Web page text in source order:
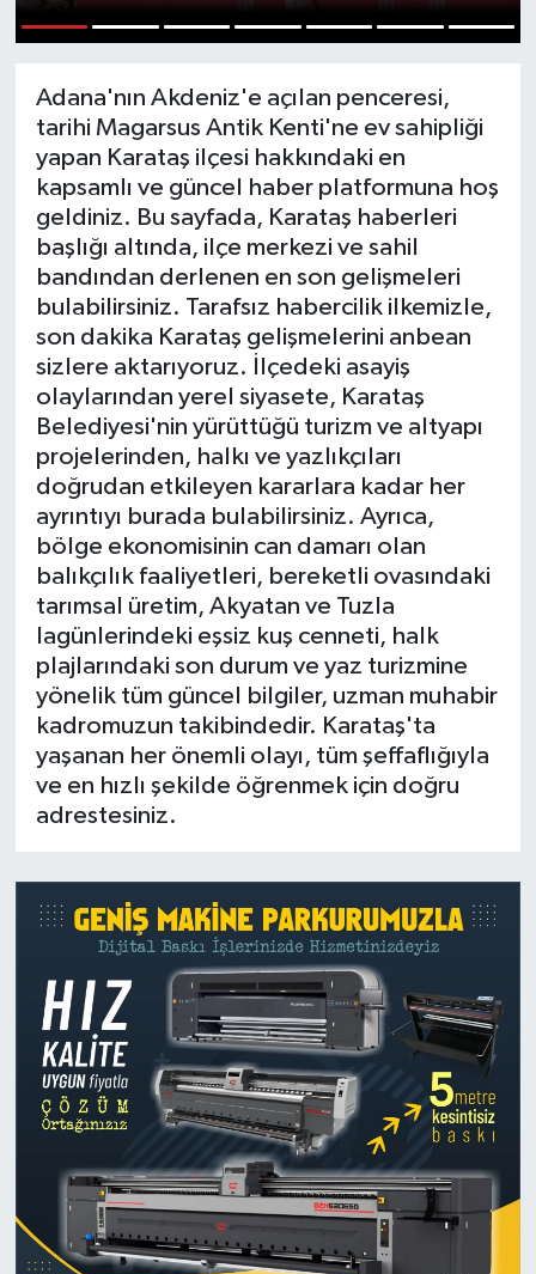
Adana'nın Akdeniz'e açılan penceresi,
tarihi Magarsus Antik Kenti'ne ev sahipliği
yapan Karataş ilçesi hakkındaki en
kapsamlı ve güncel haber platformuna hoş
geldiniz. Bu sayfada, Karataş haberleri
başlığı altında, ilçe merkezi ve sahil
bandından derlenen en son gelişmeleri
bulabilirsiniz. Tarafsız habercilik ilkemizle,
son dakika Karataş gelişmelerini anbean
sizlere aktarıyoruz. İlçedeki asayiş
olaylarından yerel siyasete, Karataş
Belediyesi'nin yürüttüğü turizm ve altyapı
projelerinden, halkı ve yazlıkçıları
doğrudan etkileyen kararlara kadar her
ayrıntıyı burada bulabilirsiniz. Ayrıca,
bölge ekonomisinin can damarı olan
balıkçılık faaliyetleri, bereketli ovasındaki
tarımsal üretim, Akyatan ve Tuzla
lagünlerindeki eşsiz kuş cenneti, halk
plajlarındaki son durum ve yaz turizmine
yönelik tüm güncel bilgiler, uzman muhabir
kadromuzun takibindedir. Karataş'ta
yaşanan her önemli olayı, tüm şeffaflığıyla
ve en hızlı şekilde öğrenmek için doğru
adrestesiniz.
Resmi İlanlar